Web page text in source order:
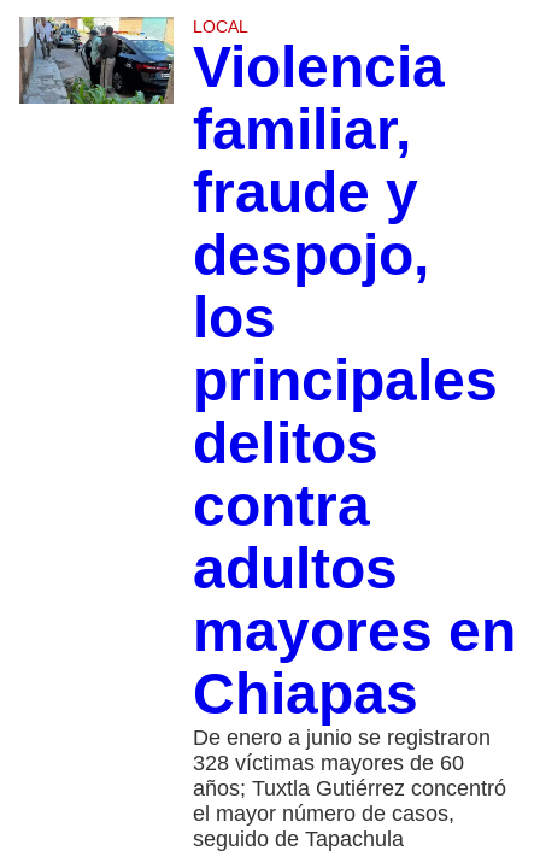
LOCAL
Violencia
familiar,
fraude y
despojo,
los
principales
delitos
contra
adultos
mayores en
Chiapas
De enero a junio se registraron
328 víctimas mayores de 60
años; Tuxtla Gutiérrez concentró
el mayor número de casos,
seguido de Tapachula